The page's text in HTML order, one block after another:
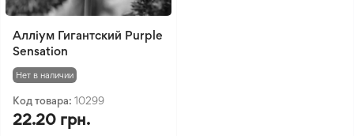
Алліум Гигантский Purple
Sensation
Нет в наличии
Код товара: 10299
22.20 грн.